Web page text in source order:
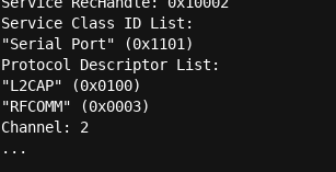
Service Class ID List:
"Serial Port" (0x1101)
Protocol Descriptor List:
"L2CAP" (0x0100)
"RFCOMM" (0x0003)
Channel: 2
...